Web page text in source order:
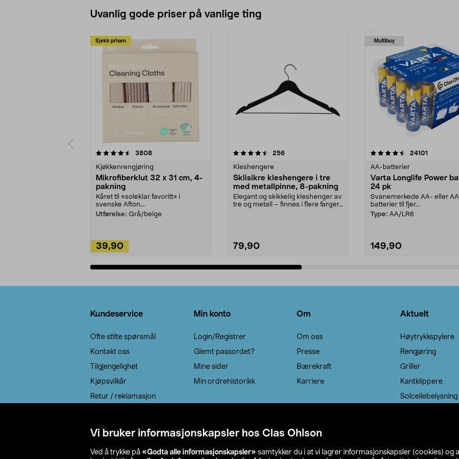
Vi bruker informasjonskapsler hos Clas Ohlson
Ved å trykke på «Godta alle informasjonskapsler» samtykker du i at vi lagrer informasjonskapsler (cookies) og
Uvanlig gode priser på vanlige ting
Sjekk prisen
3808anmeldelser
Kjøkkenrengjøring
Mikrofiberklut 32 x 31 cm, 4-
pakning
Kåret til «soleklar favoritt» i
svenske Afton...
Utførelse: Grå/beige
39,90
4.5av 5 stjerner 256anmeldelser
Kleshengere
Sklisikre kleshengere i tre
med metallpinne, 8-pakning
Elegant og skikkelig kleshenger av
tre og metall – finnes i flere farger.
79,90
Multibuy
4.5av 5 stjerner 24101
AA-batterier
Varta Longlife Power
24 pk
Svanemerkede AA- eller
batterier til fjer...
Type: AA/LR6
149,90
4.5av 5 stjerner
Kundeservice
Ofte stilte spørsmål
Kontakt oss
Tilgjengelighet
Kjøpsvilkår
Retur / reklamasjon
Min konto
Login/Registrer
Glemt passordet?
Mine sider
Min ordrehistorikk
Om
Om oss
Presse
Bærekraft
Karriere
Aktuelt
Høytrykkspylere
Rengjøring
Griller
Kantklippere
Solcellebelysning